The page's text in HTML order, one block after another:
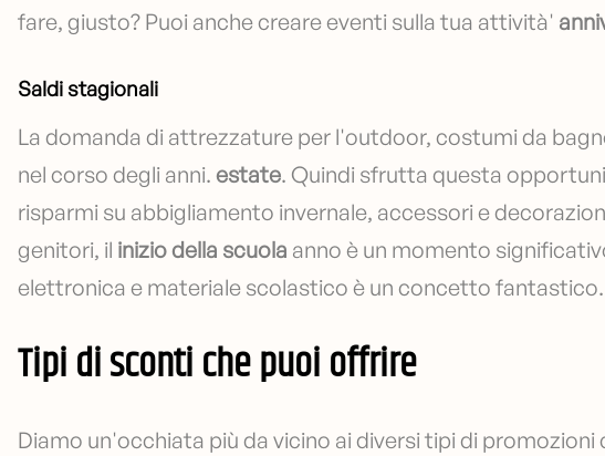
fare, giusto? Puoi anche creare eventi sulla tua attività'
Saldi stagionali
La domanda di attrezzature per l'outdoor, costumi da
nel corso degli anni. estate. Quindi sfrutta questa
risparmi su abbigliamento invernale, accessori e
genitori, il inizio della scuola anno è un momento
elettronica e materiale scolastico è un concetto fantastico.
Tipi di sconti che puoi offrire
Diamo un'occhiata più da vicino ai diversi tipi di promozioni